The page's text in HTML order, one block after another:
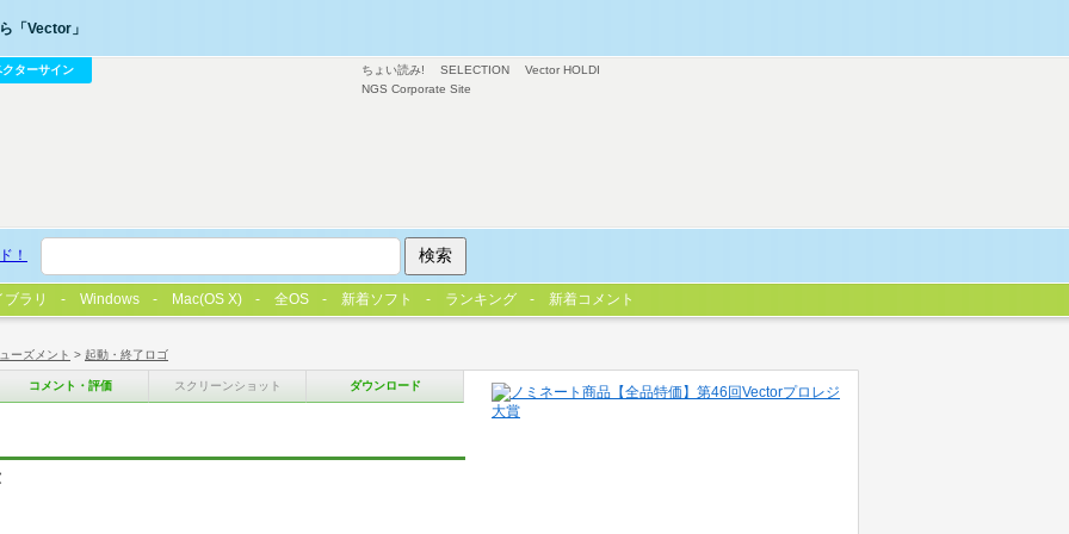
ーズメント > 起動・終了ロゴ
コメント・評価 スクリーンショット ダウンロード
ちょい読み! SELECTION
Vector HOLDI
NGS Corporate Site
「Vector」
クターサイン
！
ブラリ Windows Mac(OS X) 全OS 新着ソフト ランキング 新着コメント